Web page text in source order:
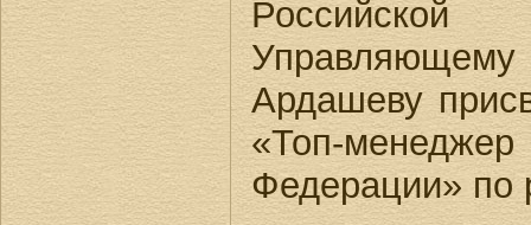
Ардашеву
«Топ-
Федерации» по